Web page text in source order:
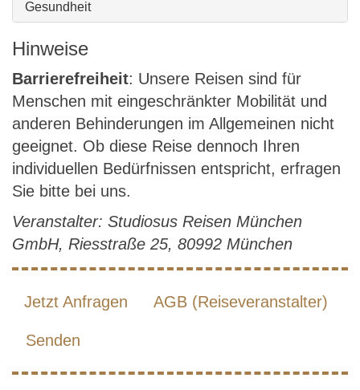
Gesundheit
Hinweise
Barrierefreiheit: Unsere Reisen sind für
Menschen mit eingeschränkter Mobilität und
anderen Behinderungen im Allgemeinen nicht
geeignet. Ob diese Reise dennoch Ihren
individuellen Bedürfnissen entspricht, erfragen
Sie bitte bei uns.
Veranstalter: Studiosus Reisen München
GmbH, Riesstraße 25, 80992 München
Jetzt Anfragen AGB (Reiseveranstalter)
Senden